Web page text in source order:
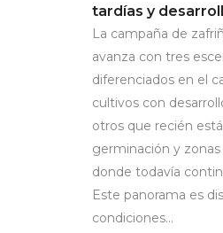
tardías y
La campaña de
avanza con tres
diferenciados en el
cultivos con
otros que recién
germinación y
donde todavía
Este panorama es
condiciones...